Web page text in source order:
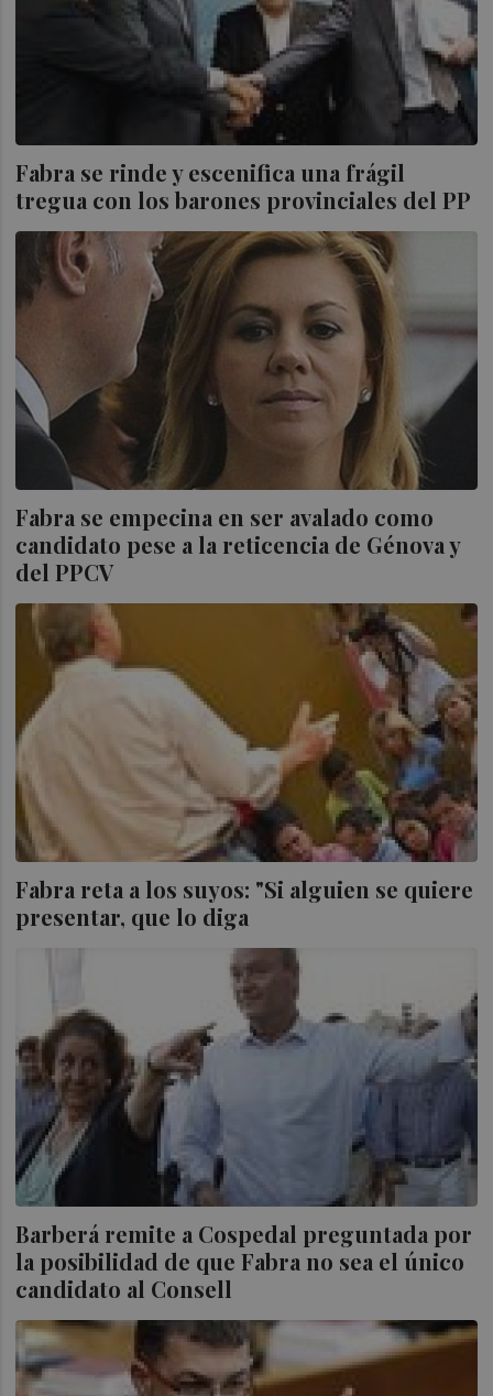
Fabra se rinde y escenifica una frágil
tregua con los barones provinciales del PP
Fabra se empecina en ser avalado como
candidato pese a la reticencia de Génova y
del PPCV
Fabra reta a los suyos: "Si alguien se quiere
presentar, que lo diga
Barberá remite a Cospedal preguntada por
la posibilidad de que Fabra no sea el único
candidato al Consell